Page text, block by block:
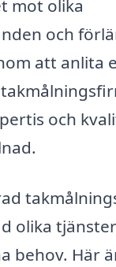
mot olika
och
att anlita
och
olika
behov. Här